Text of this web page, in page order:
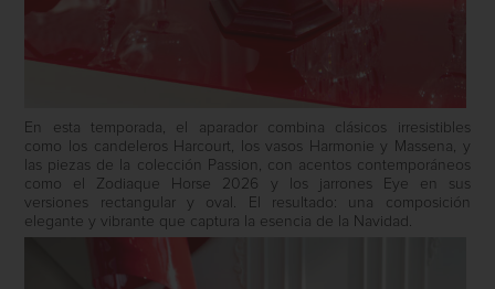
En esta temporada, el aparador combina clásicos irresistibles
como los candeleros Harcourt, los vasos Harmonie y Massena, y
las piezas de la colección Passion, con acentos contemporáneos
como el Zodiaque Horse 2026 y los jarrones Eye en sus
versiones rectangular y oval. El resultado: una composición
elegante y vibrante que captura la esencia de la Navidad.